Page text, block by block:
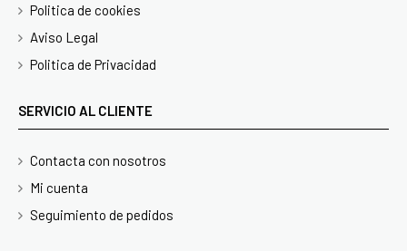
Politica de cookies
Aviso Legal
Politica de Privacidad
SERVICIO AL CLIENTE
Contacta con nosotros
Mi cuenta
Seguimiento de pedidos